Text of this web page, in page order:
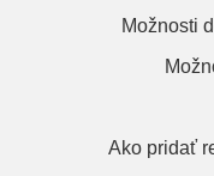
Možnosti
Ako pridať